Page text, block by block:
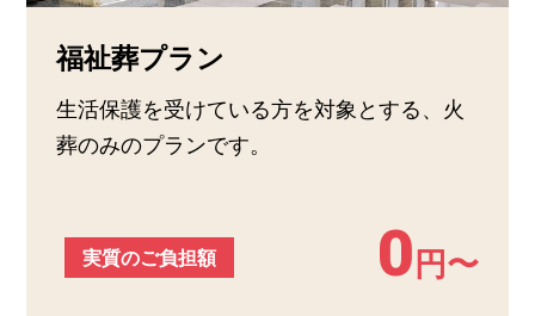
福祉葬プラン
生活保護を受けている方を対象とする、火
葬のみのプランです。
実質のご負担額 0 円〜